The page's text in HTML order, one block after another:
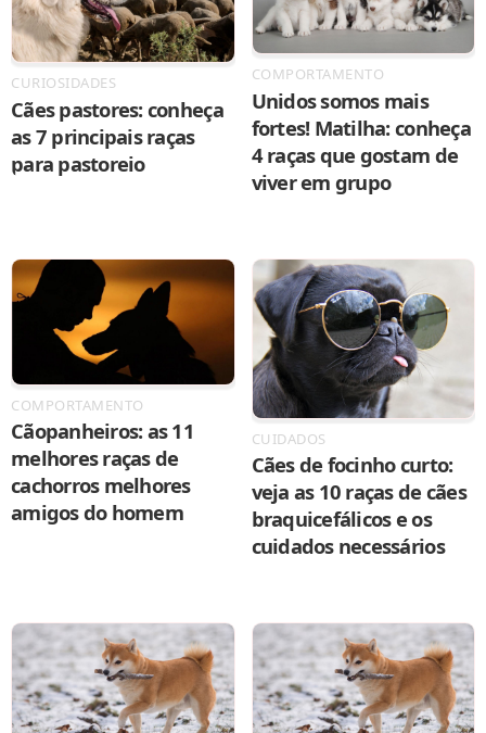
CURIOSIDADES
Cães pastores: conheça
as 7 principais raças
para pastoreio
COMPORTAMENTO
Unidos somos mais
fortes! Matilha: conheça
4 raças que gostam de
viver em grupo
COMPORTAMENTO
Cãopanheiros: as 11
melhores raças de
cachorros melhores
amigos do homem
CUIDADOS
Cães de focinho curto:
veja as 10 raças de cães
braquicefálicos e os
cuidados necessários